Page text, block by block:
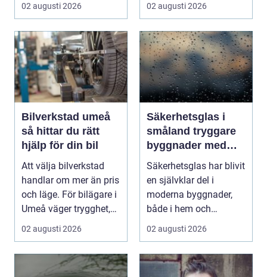
02 augusti 2026 02 augusti 2026
Bilverkstad umeå
så hittar du rätt
hjälp för din bil
Att välja bilverkstad
handlar om mer än pris
och läge. För bilägare i
Umeå väger trygghet,
tillgängl...
02 augusti 2026
Säkerhetsglas i
småland tryggare
byggnader med
smarta
glaslösningar
Säkerhetsglas har blivit
en självklar del i
moderna byggnader,
både i hem och
offentliga miljöer. I ...
02 augusti 2026